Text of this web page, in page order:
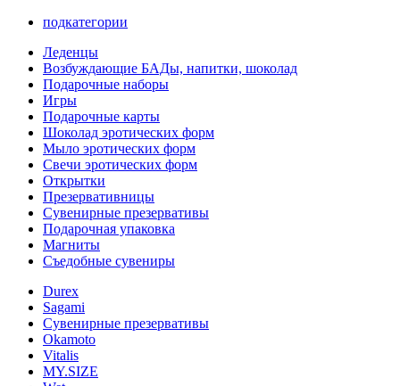
подкатегории
Леденцы
Возбуждающие БАДы, напитки, шоколад
Подарочные наборы
Игры
Подарочные карты
Шоколад эротических форм
Мыло эротических форм
Свечи эротических форм
Открытки
Презервативницы
Сувенирные презервативы
Подарочная упаковка
Магниты
Съедобные сувениры
Durex
Sagami
Сувенирные презервативы
Okamoto
Vitalis
MY.SIZE